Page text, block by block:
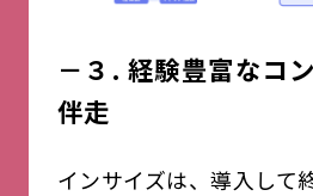
－３. 経験豊富なコ
伴走
インサイズは、導入して